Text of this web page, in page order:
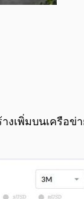
งเพิ่มบนเครือข่